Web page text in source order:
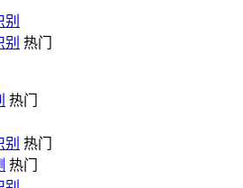
别
热门
热门
热门
热门